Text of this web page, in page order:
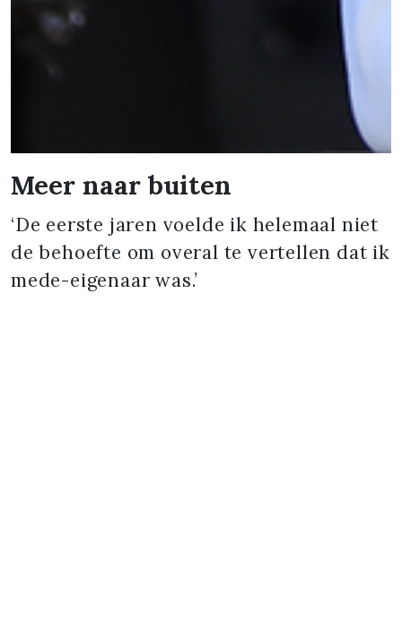
Meer naar buiten
‘De eerste jaren voelde ik helemaal niet
de behoefte om overal te vertellen dat ik
mede-eigenaar was.’